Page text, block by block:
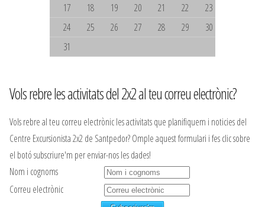
17
18 19 20 21 22
23
24
25 26 27 28 29
30
31
Vols rebre les activitats del 2x2 al teu correu electrònic?
Vols rebre al teu correu electrònic les activitats que planifiquem i noticies del
Centre Excursionista 2x2 de Santpedor? Omple aquest formulari i fes clic sobre
el botó subscriure'm per enviar-nos les dades!
Nom i cognoms
Correu electrònic